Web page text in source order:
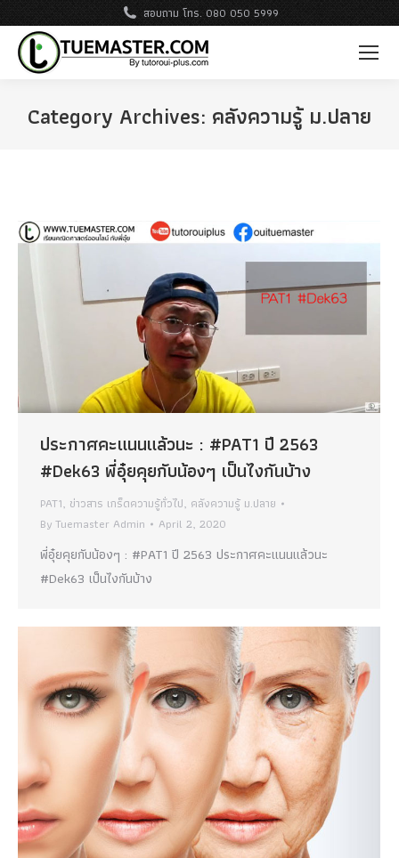
สอบถาม โทร. 080 050 5999
Category Archives: คลังความรู้ ม.ปลาย
ประกาศคะแนนแล้วนะ : #PAT1 ปี 2563
#Dek63 พี่อุ๋ยคุยกับน้องๆ เป็นไงกันบ้าง
PAT1, ข่าวสาร เกร็ดความรู้ทั่วไป, คลังความรู้ ม.ปลาย
ByTuemaster Admin April 2, 2020
พี่อุ๋ยคุยกับน้องๆ : #PAT1 ปี 2563 ประกาศคะแนนแล้วนะ
#Dek63 เป็นไงกันบ้าง